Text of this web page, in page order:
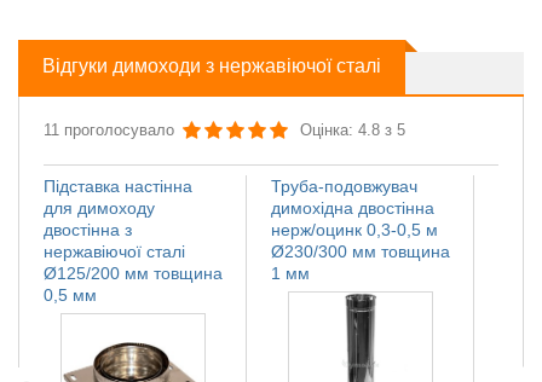
Відгуки димоходи з нержавіючої сталі
11 проголосувало Оцінка: 4.8 з 5
Труба-подовжувач
димохідна двостінна
нерж/оцинк 0,3-0,5 м
Ø230/300 мм товщина
1 мм
Підставка настінна
для димоходу
двостінна з
нержавіючої сталі
Ø125/200 мм товщина
0,5 мм